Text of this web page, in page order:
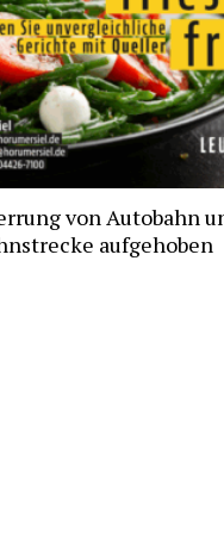
von Autobahn
aufgehoben